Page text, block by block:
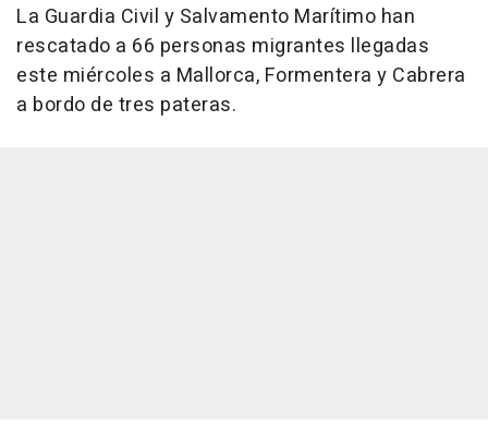
La Guardia Civil y Salvamento Marítimo han
rescatado a 66 personas migrantes llegadas
este miércoles a Mallorca, Formentera y Cabrera
a bordo de tres pateras.